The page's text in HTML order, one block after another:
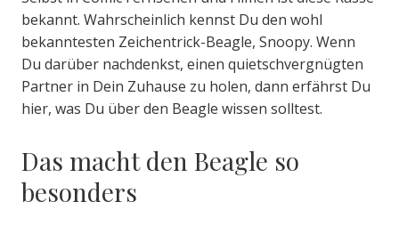
bekannt. Wahrscheinlich kennst Du den wohl
bekanntesten Zeichentrick-Beagle, Snoopy. Wenn
Du darüber nachdenkst, einen quietschvergnügten
Partner in Dein Zuhause zu holen, dann erfährst Du
hier, was Du über den Beagle wissen solltest.
Das macht den Beagle so
besonders